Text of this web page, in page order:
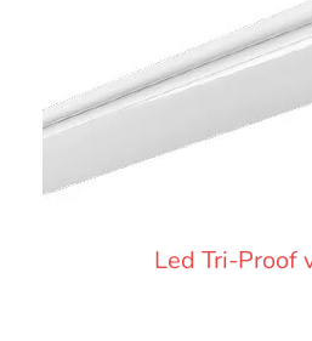
Led Tri-Proof